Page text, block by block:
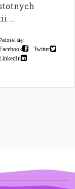
...
się:
Twitter